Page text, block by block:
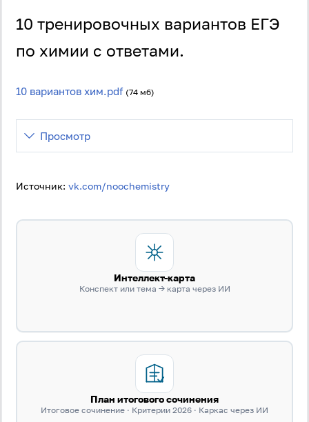
10 тренировочных вариантов ЕГЭ
по химии с ответами.
10 вариантов хим.pdf (74 мб)
Просмотр
Источник: vk.com/noochemistry
Интеллект-карта
Конспект или тема → карта через ИИ
План итогового сочинения
Итоговое сочинение · Критерии 2026 · Каркас через ИИ